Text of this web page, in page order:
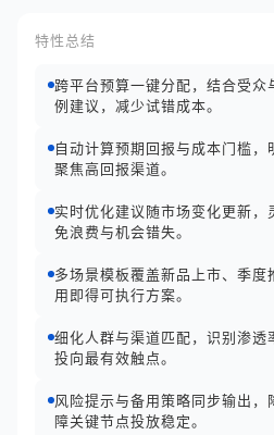
特性总结
跨平台预算一键分配，结合受众
例建议，减少试错成本。
自动计算预期回报与成本门槛
聚焦高回报渠道。
实时优化建议随市场变化更新，
免浪费与机会错失。
多场景模板覆盖新品上市、季度
用即得可执行方案。
细化人群与渠道匹配，识别渗透
投向最有效触点。
风险提示与备用策略同步输出，
障关键节点投放稳定。